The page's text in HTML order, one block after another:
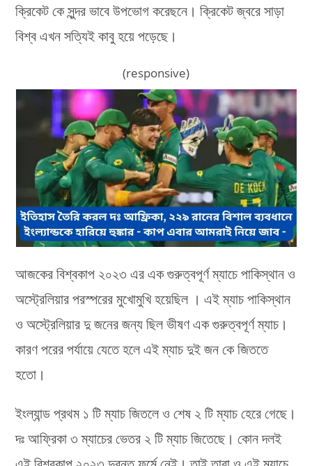
ক্রিকেট কে সুন্দর ভাবে উপভোগ করেছনে। ক্রিকেট জ্বরে সাড়া
বিশ্ব এখন সত্যিই কাবু হয়ে পড়েছে।
(responsive)
আজকের বিশ্বকাপ ২০২৩ এর এক গুরুত্বপূর্ণ ম্যাচে পাকিস্থান ও
অস্ট্রেলিয়ার পরস্পরের মুখোমুখি হয়েছিল । এই ম্যাচ পাকিস্থান
ও অস্ট্রেলিয়ার দু জনের জন্য ছিল ভীষণ এক গুরুত্বপূর্ণ ম্যাচ।
কারণ পরের পর্যায়ে যেতে হলে এই ম্যাচ দুই জন কে জিততে
হতো।
ইংল্যান্ড প্রথম ১ টি ম্যাচ জিতলে ও শেষ ২ টি ম্যাচ হেরে গেছে।
দঃ আফ্রিকা ৩ ম্যাচের ভেতর ২ টি ম্যাচ জিতেছে। কোন দলই